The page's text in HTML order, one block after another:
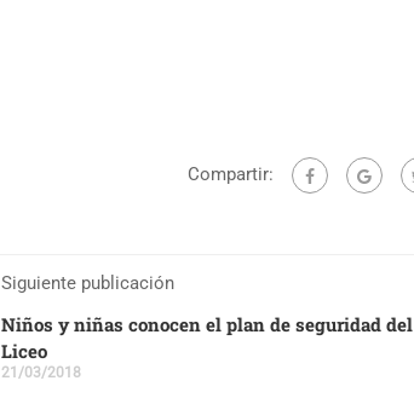
Compartir:
Siguiente publicación
Niños y niñas conocen el plan de seguridad del
Liceo
21/03/2018